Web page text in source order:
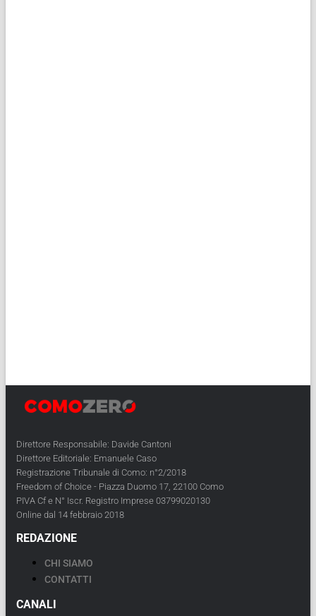
Direttore Responsabile: Davide Cantoni
Direttore Editoriale: Emanuele Caso
Registrazione Tribunale di Como: n°2/2018
Freedom of Choice - Piazza Duomo 17, 22100 Como
PIVA Cf e N° Iscr. Registro Imprese 03799020130
Online dal 14 febbraio 2018
REDAZIONE
CHI SIAMO
CONTATTI
CANALI